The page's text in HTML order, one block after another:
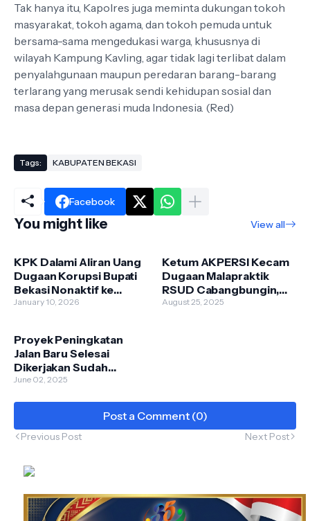
Tak hanya itu, Kapolres juga meminta dukungan tokoh
masyarakat, tokoh agama, dan tokoh pemuda untuk
bersama-sama mengedukasi warga, khususnya di
wilayah Kampung Kavling, agar tidak lagi terlibat dalam
penyalahgunaan maupun peredaran barang-barang
terlarang yang merusak sendi kehidupan sosial dan
masa depan generasi muda Indonesia. (Red)
Tags: KABUPATEN BEKASI
Facebook
You might like View all
KPK Dalami Aliran Uang
Dugaan Korupsi Bupati
Bekasi Nonaktif ke
Pimpinan DPRD
January 10, 2026
Ketum AKPERSI Kecam
Dugaan Malapraktik
RSUD Cabangbungin,
Dua Pasien Jadi Korban
August 25, 2025
Proyek Peningkatan
Jalan Baru Selesai
Dikerjakan Sudah
Hancur
June 02, 2025
Post a Comment (0)
Previous Post Next Post